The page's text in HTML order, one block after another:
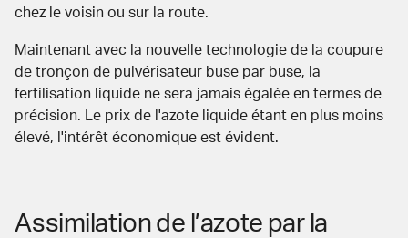
chez le voisin ou sur la route.
Maintenant avec la nouvelle technologie de la coupure
de tronçon de pulvérisateur buse par buse, la
fertilisation liquide ne sera jamais égalée en termes de
précision. Le prix de l'azote liquide étant en plus moins
élevé, l'intérêt économique est évident.
Assimilation de l’azote par la